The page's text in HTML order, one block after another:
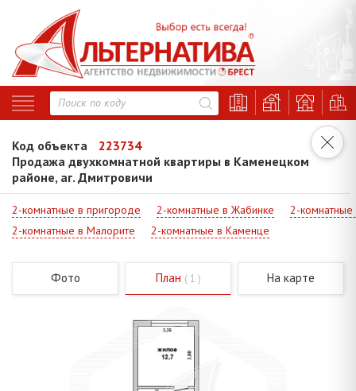
Код объекта
223734
Продажа двухкомнатной квартиры в Каменецком
районе, аг. Дмитровичи
2-комнатные в пригороде 2-комнатные в Жабинке
2-
2-комнатные в Малорите
2-комнатные в Каменце
Фото План ( 1 ) На карте